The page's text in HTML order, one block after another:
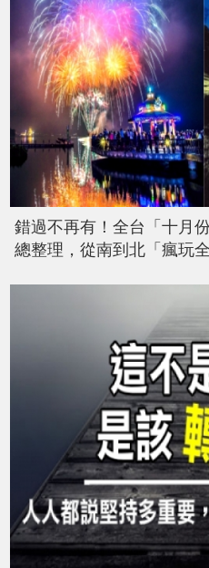
錯過不再有！全台「十月
總整理，從南到北「瘋玩